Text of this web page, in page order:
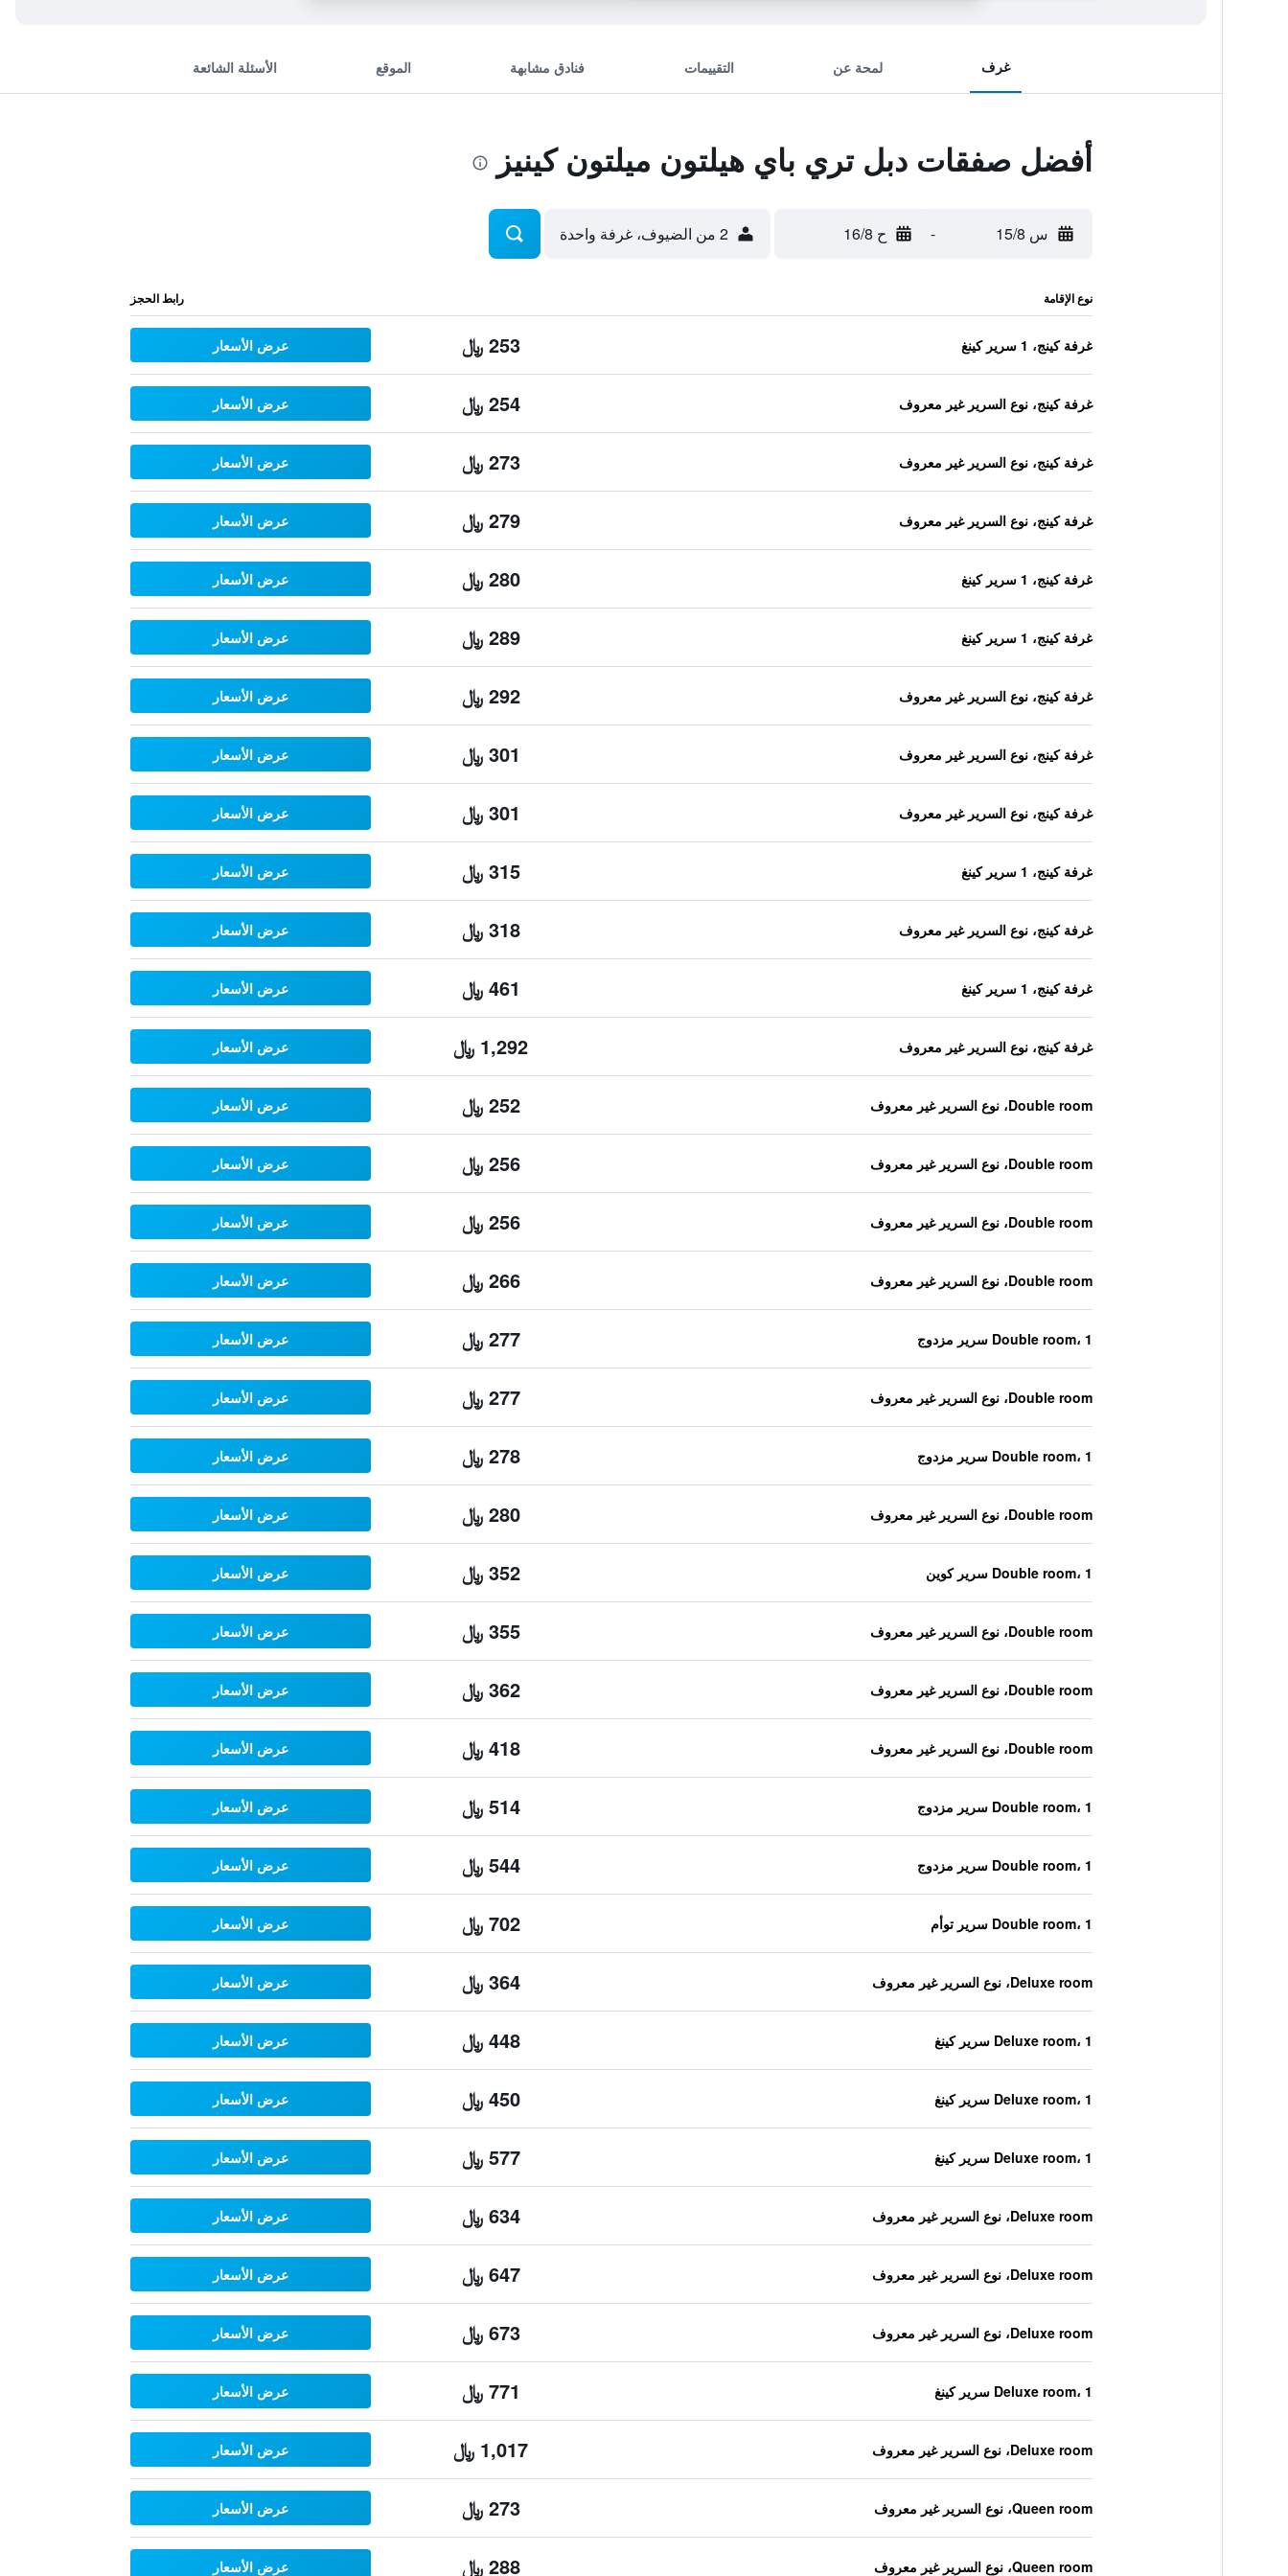
غرف لمحة عن التقييمات فنادق مشابهة الموقع الأسئلة الشائعة
أفضل صفقات دبل تري باي هيلتون ميلتون كينيز
س 15/8 - ح 16/8 2 من الضيوف، غرفة واحدة
نوع الإقامة رابط الحجز
غرفة كينج، 1 سرير كينغ 253 ﷼ عرض الأسعار
غرفة كينج، نوع السرير غير معروف 254 ﷼ عرض الأسعار
غرفة كينج، نوع السرير غير معروف 273 ﷼ عرض الأسعار
غرفة كينج، نوع السرير غير معروف 279 ﷼ عرض الأسعار
غرفة كينج، 1 سرير كينغ 280 ﷼ عرض الأسعار
غرفة كينج، 1 سرير كينغ 289 ﷼ عرض الأسعار
غرفة كينج، نوع السرير غير معروف 292 ﷼ عرض الأسعار
غرفة كينج، نوع السرير غير معروف 301 ﷼ عرض الأسعار
غرفة كينج، نوع السرير غير معروف 301 ﷼ عرض الأسعار
غرفة كينج، 1 سرير كينغ 315 ﷼ عرض الأسعار
غرفة كينج، نوع السرير غير معروف 318 ﷼ عرض الأسعار
غرفة كينج، 1 سرير كينغ 461 ﷼ عرض الأسعار
غرفة كينج، نوع السرير غير معروف 1,292 ﷼ عرض الأسعار
Double room، نوع السرير غير معروف 252 ﷼ عرض الأسعار
Double room، نوع السرير غير معروف 256 ﷼ عرض الأسعار
Double room، نوع السرير غير معروف 256 ﷼ عرض الأسعار
Double room، نوع السرير غير معروف 266 ﷼ عرض الأسعار
Double room، 1 سرير مزدوج 277 ﷼ عرض الأسعار
Double room، نوع السرير غير معروف 277 ﷼ عرض الأسعار
Double room، 1 سرير مزدوج 278 ﷼ عرض الأسعار
Double room، نوع السرير غير معروف 280 ﷼ عرض الأسعار
Double room، 1 سرير كوين 352 ﷼ عرض الأسعار
Double room، نوع السرير غير معروف 355 ﷼ عرض الأسعار
Double room، نوع السرير غير معروف 362 ﷼ عرض الأسعار
Double room، نوع السرير غير معروف 418 ﷼ عرض الأسعار
Double room، 1 سرير مزدوج 514 ﷼ عرض الأسعار
Double room، 1 سرير مزدوج 544 ﷼ عرض الأسعار
Double room، 1 سرير توأم 702 ﷼ عرض الأسعار
Deluxe room، نوع السرير غير معروف 364 ﷼ عرض الأسعار
Deluxe room، 1 سرير كينغ 448 ﷼ عرض الأسعار
Deluxe room، 1 سرير كينغ 450 ﷼ عرض الأسعار
Deluxe room، 1 سرير كينغ 577 ﷼ عرض الأسعار
Deluxe room، نوع السرير غير معروف 634 ﷼ عرض الأسعار
Deluxe room، نوع السرير غير معروف 647 ﷼ عرض الأسعار
Deluxe room، نوع السرير غير معروف 673 ﷼ عرض الأسعار
Deluxe room، 1 سرير كينغ 771 ﷼ عرض الأسعار
Deluxe room، نوع السرير غير معروف 1,017 ﷼ عرض الأسعار
Queen room، نوع السرير غير معروف 273 ﷼ عرض الأسعار
Queen room، نوع السرير غير معروف 288 ﷼ عرض الأسعار